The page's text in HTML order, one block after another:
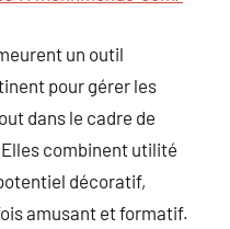
un outil
pour gérer les
dans le cadre de
combinent utilité
décoratif,
amusant et formatif.